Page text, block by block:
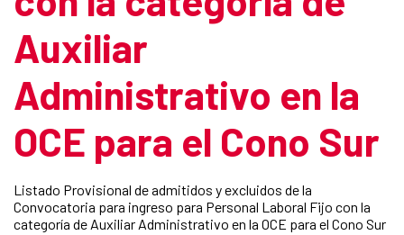
Auxiliar
Administrativo en la
OCE para el Cono Sur
Listado Provisional de admitidos y excluidos de la
Convocatoria para ingreso para Personal Laboral Fijo con la
categoría de Auxiliar Administrativo en la OCE para el Cono Sur